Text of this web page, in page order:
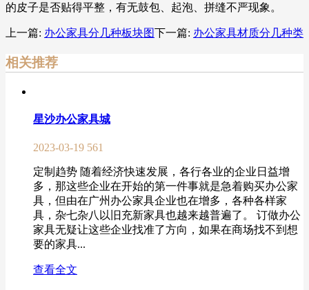
的皮子是否贴得平整，有无鼓包、起泡、拼缝不严现象。
上一篇: 办公家具分几种板块图下一篇: 办公家具材质分几种类
相关推荐
星沙办公家具城
2023-03-19 561
定制趋势 随着经济快速发展，各行各业的企业日益增
多，那这些企业在开始的第一件事就是急着购买办公家
具，但由在广州办公家具企业也在增多，各种各样家
具，杂七杂八以旧充新家具也越来越普遍了。 订做办公
家具无疑让这些企业找准了方向，如果在商场找不到想
要的家具...
查看全文